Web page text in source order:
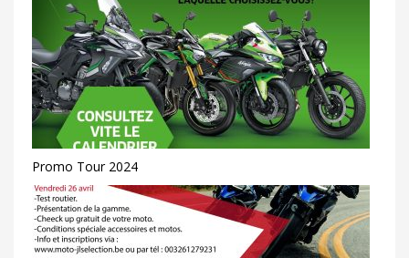
Promo Tour 2024